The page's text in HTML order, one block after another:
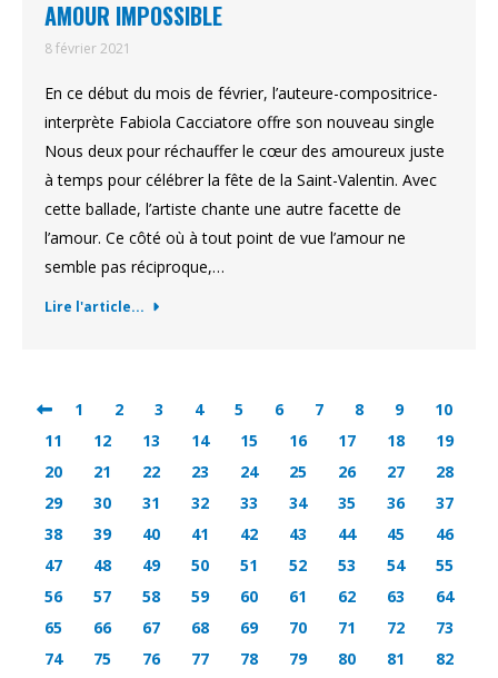
AMOUR IMPOSSIBLE
8 février 2021
En ce début du mois de février, l’auteure-compositrice-
interprète Fabiola Cacciatore offre son nouveau single
Nous deux pour réchauffer le cœur des amoureux juste
à temps pour célébrer la fête de la Saint-Valentin. Avec
cette ballade, l’artiste chante une autre facette de
l’amour. Ce côté où à tout point de vue l’amour ne
semble pas réciproque,…
Lire l'article...
1 2 3 4 5 6 7 8 9
10
11
12 13 14 15 16 17 18
19
20
21 22 23 24 25 26 27
28
29
30 31 32 33 34 35 36
37
38
39 40 41 42 43 44 45
46
47
48 49 50 51 52 53 54
55
56
57 58 59 60 61 62 63
64
65
66 67 68 69 70 71 72
73
74
75 76 77 78 79 80 81
82